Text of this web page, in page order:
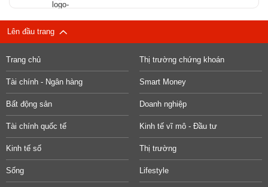
Lên đầu trang
Trang chủ Thị trường chứng khoán
Tài chính - Ngân hàng Smart Money
Bất động sản Doanh nghiệp
Tài chính quốc tế Kinh tế vĩ mô - Đầu tư
Kinh tế số Thị trường
Sống Lifestyle